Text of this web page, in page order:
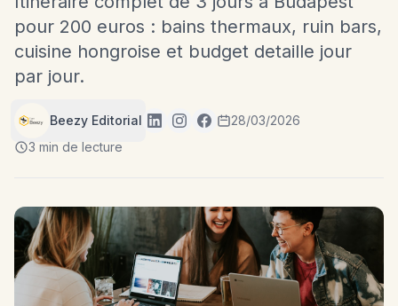
pour 200 euros : bains thermaux, ruin bars,
cuisine hongroise et budget detaille jour
par jour.
Beezy Editorial
28/03/2026
3 min de lecture